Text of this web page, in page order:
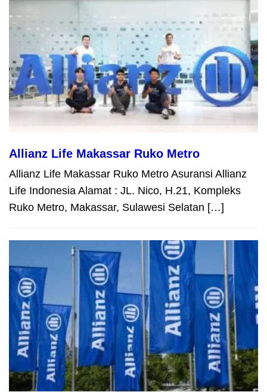
Allianz Life Makassar Ruko Metro
Allianz Life Makassar Ruko Metro Asuransi Allianz
Life Indonesia Alamat : JL. Nico, H.21, Kompleks
Ruko Metro, Makassar, Sulawesi Selatan […]